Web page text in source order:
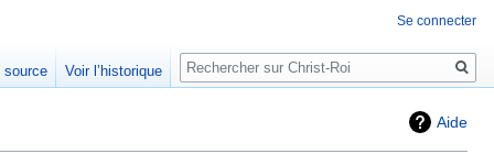
Aide
Se connecter
source Voir l’historique
Rechercher